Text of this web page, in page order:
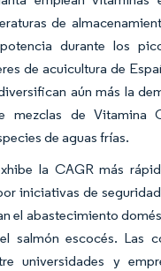
de
durante los
de acuicultura de
aún más la
mezclas de
de aguas frías.
la CAGR más
iniciativas de
el abastecimiento
salmón escocés. Las
universidades y